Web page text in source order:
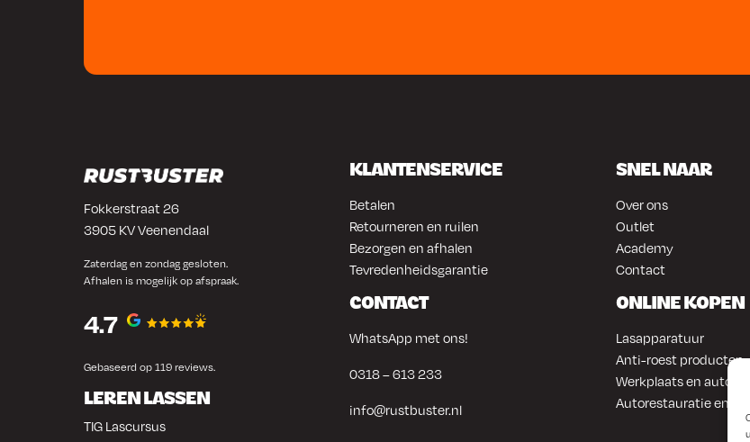
Fokkerstraat 26
3905 KV Veenendaal
Zaterdag en zondag gesloten.
Afhalen is mogelijk op afspraak.
4.7
Gebaseerd op 119 reviews.
LEREN LASSEN
TIG Lascursus
KLANTENSERVICE
Betalen
Retourneren en ruilen
Bezorgen en afhalen
Tevredenheidsgarantie
CONTACT
WhatsApp met ons!
0318 – 613 233
info@rustbuster.nl
SNEL NAAR
Over ons
Outlet
Academy
Contact
ONLINE KOPEN
Lasapparatuur
Anti-roest producten
Werkplaats en
Autorestauratie en